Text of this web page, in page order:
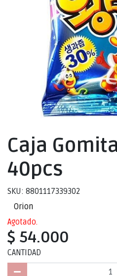
Caja
40pcs
SKU: 8801117339302
Orion
Agotado.
$ 54.000
CANTIDAD